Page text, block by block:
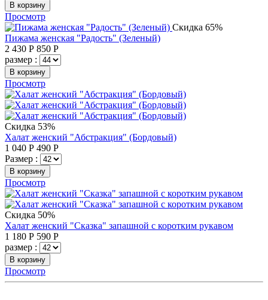
В корзину
Просмотр
Скидка 65%
Пижама женская "Радость" (Зеленый)
2 430 Р 850 Р
размер :
В корзину
Просмотр
Скидка 53%
Халат женский "Абстракция" (Бордовый)
1 040 Р 490 Р
Размер :
В корзину
Просмотр
Скидка 50%
Халат женский "Сказка" запашной с коротким рукавом
1 180 Р 590 Р
размер :
В корзину
Просмотр